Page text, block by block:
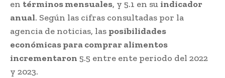
en términos mensuales, y 5.1 en su indicador
anual. Según las cifras consultadas por la
agencia de noticias, las posibilidades
económicas para comprar alimentos
incrementaron 5.5 entre ente periodo del 2022
y 2023.